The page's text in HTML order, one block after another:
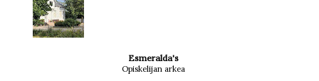
Esmeralda's
Opiskelijan arkea